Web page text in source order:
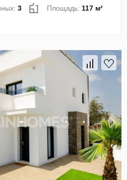
3 Площадь:117 м²